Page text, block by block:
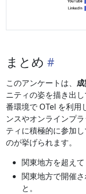
まとめ
このアンケートは、
ニティの姿を描き出
番環境で OTel を利用
ンスやオンラインプ
ティに積極的に参加
のが挙げられます。
関東地方を超えて
関東地方で開催
と。